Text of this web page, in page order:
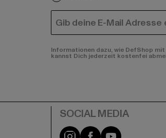
E-MAIL
Informationen dazu, wie DefShop
kannst Dich jederzeit kostenfei
Instagram
FacebookYouTube